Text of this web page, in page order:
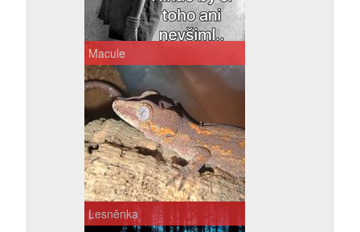
Macule
Lesněnka